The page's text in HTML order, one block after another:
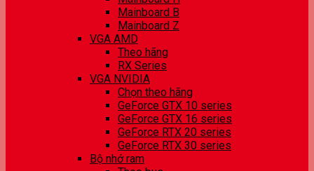
Mainboard B
Mainboard Z
VGA AMD
Theo hãng
RX Series
VGA NVIDIA
Chọn theo hãng
GeForce GTX 10 series
GeForce GTX 16 series
GeForce RTX 20 series
GeForce RTX 30 series
Bộ nhớ ram